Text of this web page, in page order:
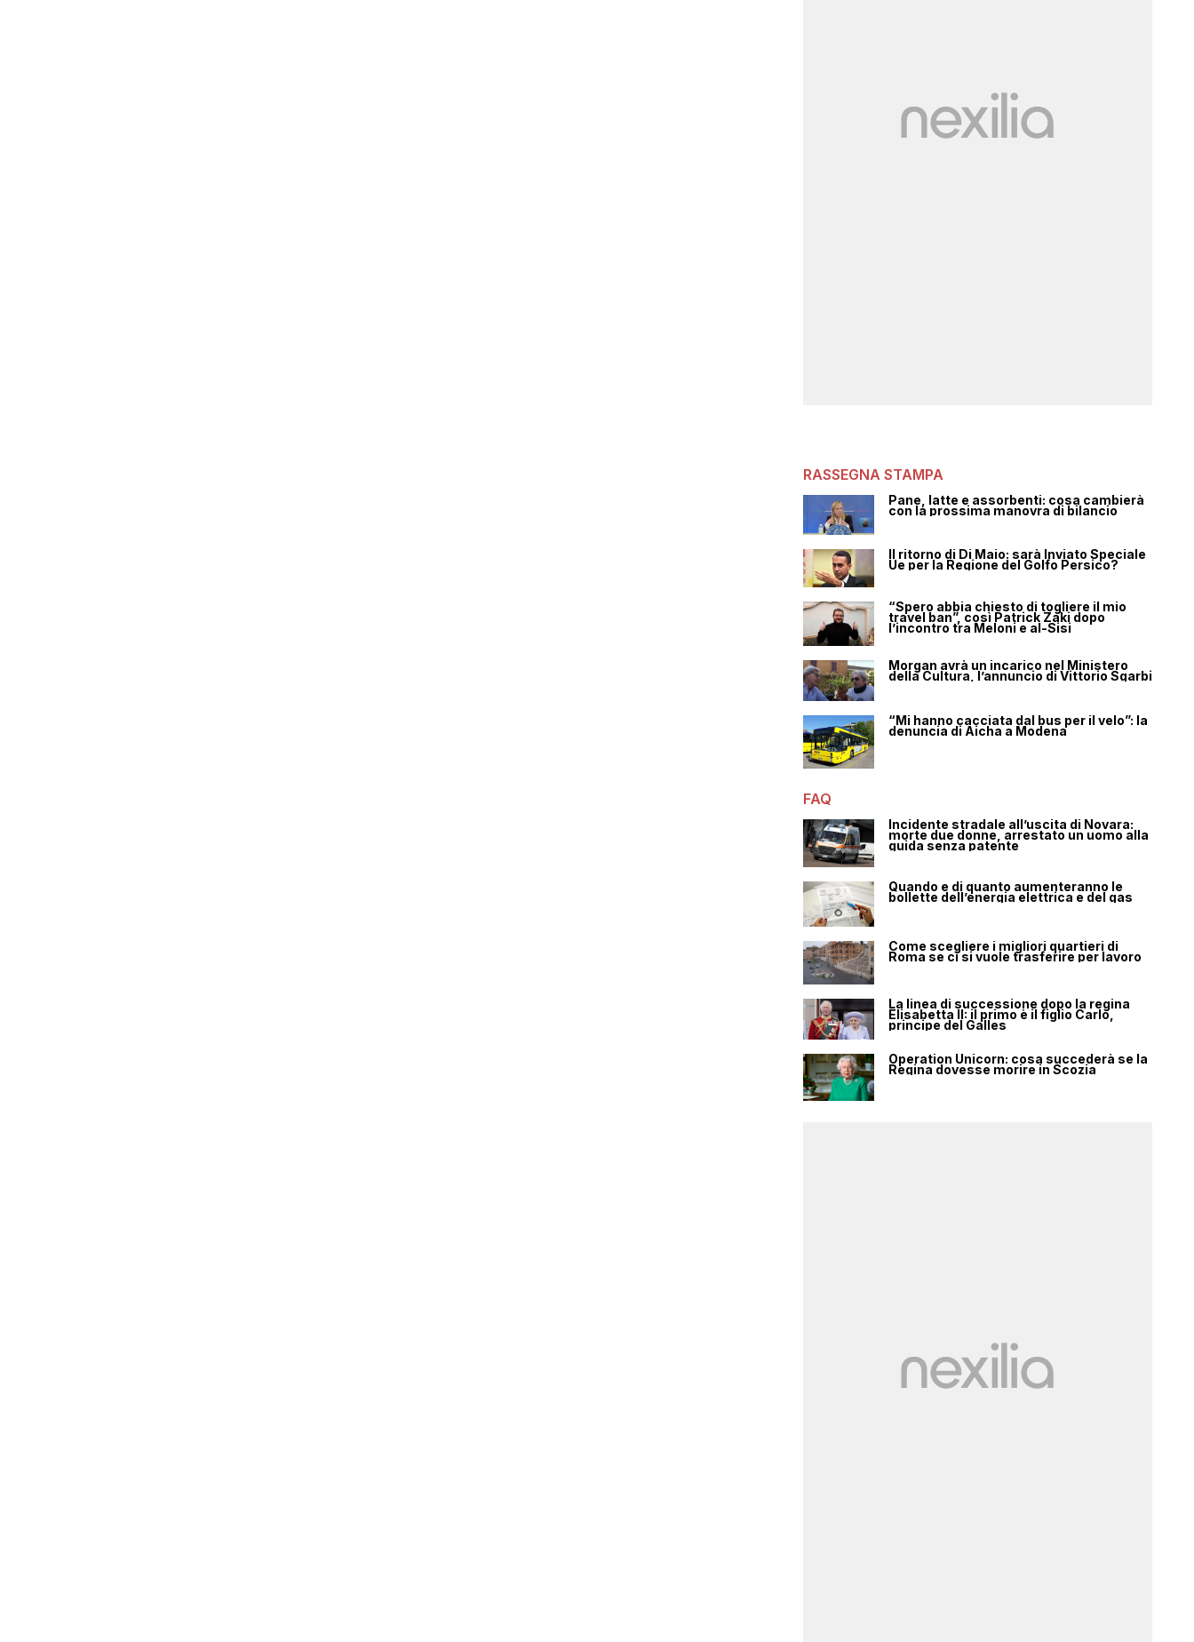
RASSEGNA STAMPA
Pane, latte e assorbenti: cosa cambierà
con la prossima manovra di bilancio
Il ritorno di Di Maio: sarà Inviato Speciale
Ue per la Regione del Golfo Persico?
“Spero abbia chiesto di togliere il mio
travel ban”, così Patrick Zaki dopo
l’incontro tra Meloni e al-Sisi
Morgan avrà un incarico nel Ministero
della Cultura, l’annuncio di Vittorio Sgarbi
“Mi hanno cacciata dal bus per il velo”: la
denuncia di Aicha a Modena
FAQ
Incidente stradale all’uscita di Novara:
morte due donne, arrestato un uomo alla
guida senza patente
Quando e di quanto aumenteranno le
bollette dell’energia elettrica e del gas
Come scegliere i migliori quartieri di
Roma se ci si vuole trasferire per lavoro
La linea di successione dopo la regina
Elisabetta II: il primo è il figlio Carlo,
principe del Galles
Operation Unicorn: cosa succederà se la
Regina dovesse morire in Scozia